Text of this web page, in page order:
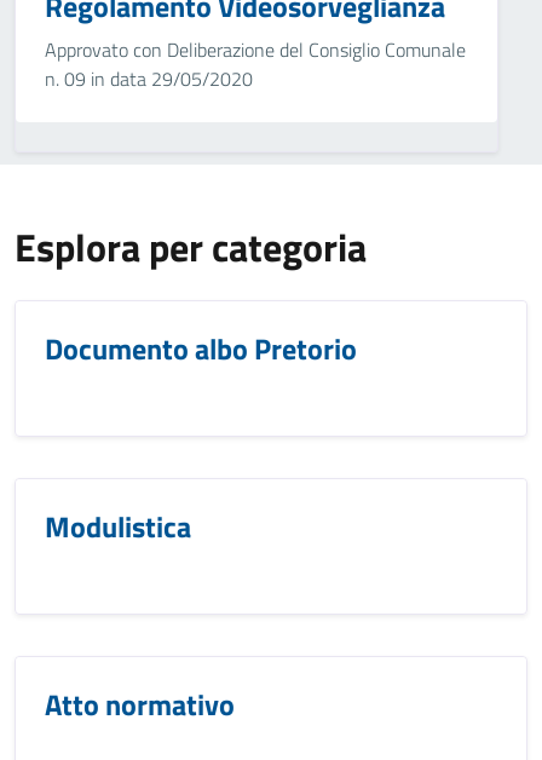
Approvato con Deliberazione del Consiglio Comunale
n. 09 in data 29/05/2020
Esplora per categoria
Documento albo Pretorio
Modulistica
Atto normativo